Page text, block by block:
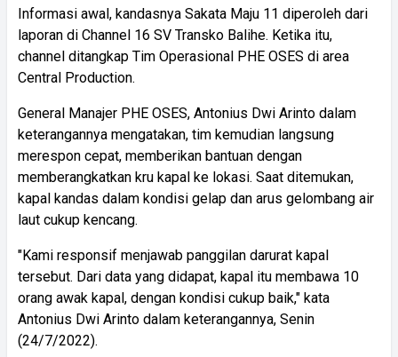
Informasi awal, kandasnya Sakata Maju 11 diperoleh dari
laporan di Channel 16 SV Transko Balihe. Ketika itu,
channel ditangkap Tim Operasional PHE OSES di area
Central Production.
General Manajer PHE OSES, Antonius Dwi Arinto dalam
keterangannya mengatakan, tim kemudian langsung
merespon cepat, memberikan bantuan dengan
memberangkatkan kru kapal ke lokasi. Saat ditemukan,
kapal kandas dalam kondisi gelap dan arus gelombang air
laut cukup kencang.
"Kami responsif menjawab panggilan darurat kapal
tersebut. Dari data yang didapat, kapal itu membawa 10
orang awak kapal, dengan kondisi cukup baik," kata
Antonius Dwi Arinto dalam keterangannya, Senin
(24/7/2022).